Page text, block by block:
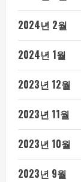
2024년 2월
2024년 1월
2023년 12월
2023년 11월
2023년 10월
2023년 9월